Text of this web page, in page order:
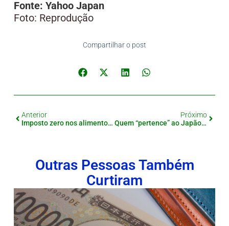
Fonte: Yahoo Japan
Foto: Reprodução
Compartilhar o post
Anterior
Imposto zero nos alimentos? Nova proposta ganha força no Japão
Próximo
Quem “pertence” ao Japão? Debate sobre identidade e estrangeiros ganha força
Outras Pessoas Também
Curtiram